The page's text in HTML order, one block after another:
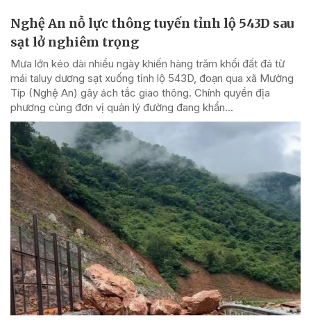
Nghệ An nỗ lực thông tuyến tỉnh lộ 543D sau
sạt lở nghiêm trọng
Mưa lớn kéo dài nhiều ngày khiến hàng trăm khối đất đá từ
mái taluy dương sạt xuống tỉnh lộ 543D, đoạn qua xã Mường
Típ (Nghệ An) gây ách tắc giao thông. Chính quyền địa
phương cùng đơn vị quản lý đường đang khẩn...